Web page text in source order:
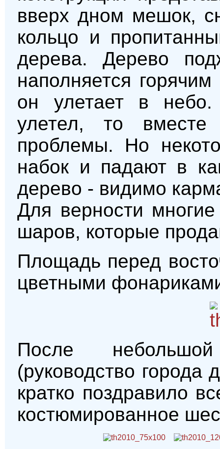
вверх дном мешок,
кольцо и
дерева. Дерево
наполняется
он улетает в
улетел, то
проблемы. Но
набок и падают в
дерево - видимо
Для верности многие
шаров, которые
Площадь перед
цветными
После
(руководство города
кратко поздравило
костюмированное